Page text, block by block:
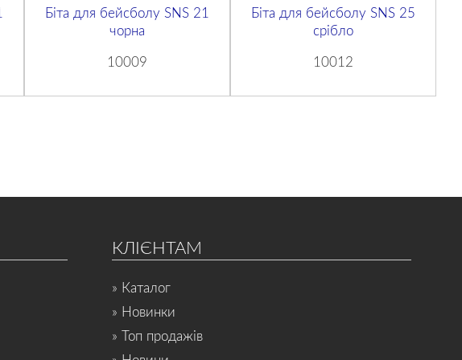
Біта для бейсболу SNS 21
чорна
10009
Біта для бейсболу SNS 25
срібло
10012
КЛІЄНТАМ
» Каталог
» Новинки
» Топ продажів